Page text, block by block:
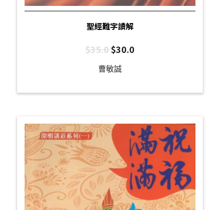
聖經難字讀解
$35.0$30.0
曹敏誠